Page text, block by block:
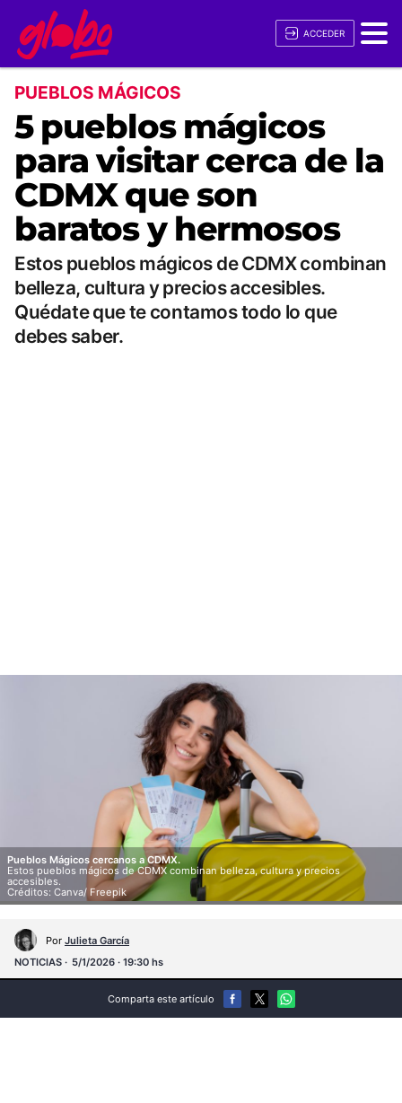
ACCEDER
PUEBLOS MÁGICOS
5 pueblos mágicos
para visitar cerca de la
CDMX que son
baratos y hermosos
Estos pueblos mágicos de CDMX combinan
belleza, cultura y precios accesibles.
Quédate que te contamos todo lo que
debes saber.
Pueblos Mágicos cercanos a CDMX.
Estos pueblos mágicos de CDMX combinan belleza, cultura y precios
accesibles.
Créditos: Canva/ Freepik
Por Julieta García
NOTICIAS
5/1/2026 · 19:30 hs
Comparta este artículo